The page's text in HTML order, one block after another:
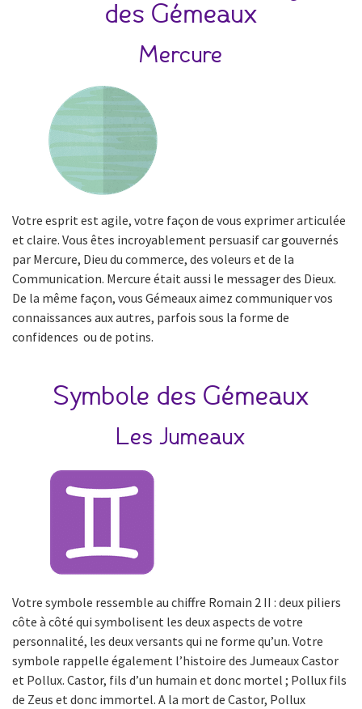
des Gémeaux
Mercure
Votre esprit est agile, votre façon de vous exprimer articulée
et claire. Vous êtes incroyablement persuasif car gouvernés
par Mercure, Dieu du commerce, des voleurs et de la
Communication. Mercure était aussi le messager des Dieux.
De la même façon, vous Gémeaux aimez communiquer vos
connaissances aux autres, parfois sous la forme de
confidences ou de potins.
Symbole des Gémeaux
Les Jumeaux
Votre symbole ressemble au chiffre Romain 2 II : deux piliers
côte à côté qui symbolisent les deux aspects de votre
personnalité, les deux versants qui ne forme qu’un. Votre
symbole rappelle également l’histoire des Jumeaux Castor
et Pollux. Castor, fils d’un humain et donc mortel ; Pollux fils
de Zeus et donc immortel. A la mort de Castor, Pollux